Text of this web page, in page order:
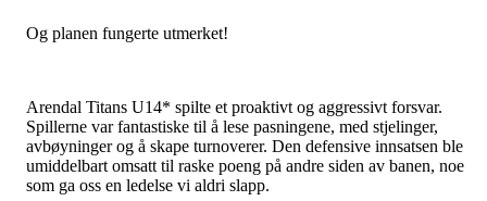
Og planen fungerte utmerket!
Arendal Titans U14* spilte et proaktivt og aggressivt forsvar.
Spillerne var fantastiske til å lese pasningene, med stjelinger,
avbøyninger og å skape turnoverer. Den defensive innsatsen ble
umiddelbart omsatt til raske poeng på andre siden av banen, noe
som ga oss en ledelse vi aldri slapp.